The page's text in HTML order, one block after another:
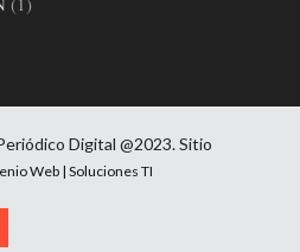
Digital @2023. Sitio
Web | Soluciones TI